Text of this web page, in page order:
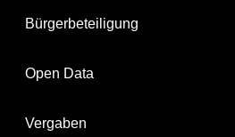
Bürgerbeteiligung
Open Data
Vergaben